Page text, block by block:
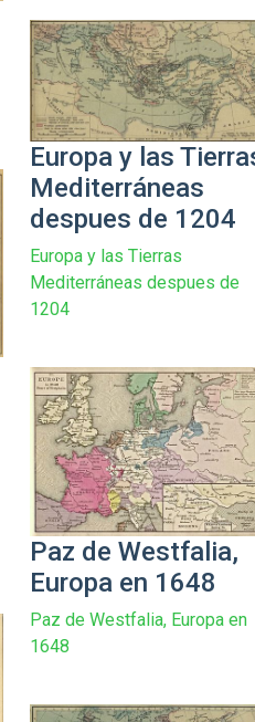
Europa y las
Mediterráneas
despues de 1204
Europa y las Tierras
Mediterráneas despues de
1204
Paz de Westfalia,
Europa en 1648
Paz de Westfalia, Europa en
1648